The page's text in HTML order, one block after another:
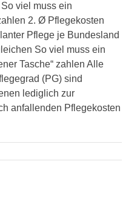
viel muss ein
2. Ø Pflegekosten
Pflege je Bundesland
So viel muss ein
Tasche“ zahlen Alle
(PG) sind
lediglich zur
anfallenden Pflegekosten